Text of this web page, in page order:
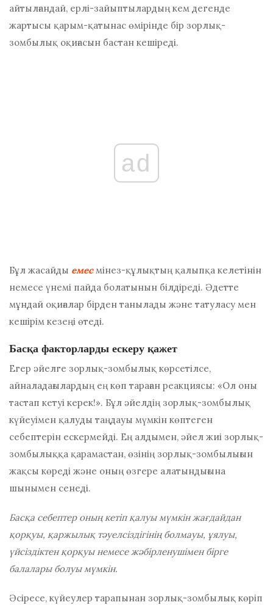
айтылғандай, ерлі-зайыптылардың кем дегенде
жартысы қарым-қатынас өмірінде бір зорлық-
зомбылық оқиғасын бастан кешіреді.
ad
Бұл жасайды емес мінез-құлықтың қалыпқа келетінін
немесе үнемі пайда болатынын білдіреді. Әдетте
мұндай оқиғалар бірден танылады және татуласу мен
кешірім кезеңі өтеді.
Басқа факторларды ескеру қажет
Егер әйелге зорлық-зомбылық көрсетілсе,
айналадағылардың ең көп тараған реакциясы: «Ол оны
тастап кетуі керек!». Бұл әйелдің зорлық-зомбылық
күйеуімен қалуды таңдауы мүмкін көптеген
себептерін ескермейді. Ең алдымен, әйел жиі зорлық-
зомбылыққа қарамастан, өзінің зорлық-зомбылығын
жақсы көреді және оның өзгере алатындығына
шынымен сенеді.
Басқа себептер оның кетіп қалуы мүмкін жағдайдан
қорқуы, қаржылық тәуелсіздігінің болмауы, ұялуы,
үйсіздіктен қорқуы немесе жәбірленушімен бірге
балалары болуы мүмкін.
Әсіресе, күйеулер тарапынан зорлық-зомбылық көріп